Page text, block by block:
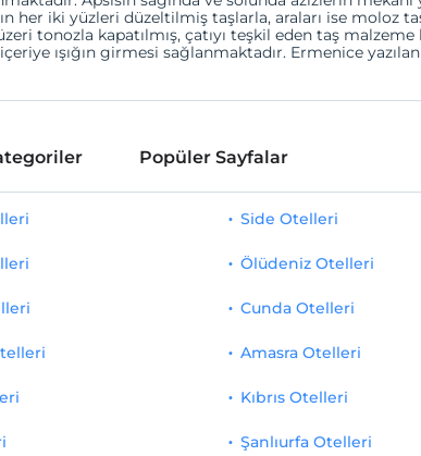
her iki yüzleri düzeltilmiş taşlarla, araları ise
tonozla kapatılmış, çatıyı teşkil eden taş
ışığın girmesi sağlanmaktadır. Ermenice
Popüler Sayfalar
Side Otelleri
Ölüdeniz Otelleri
Cunda Otelleri
Amasra Otelleri
Kıbrıs Otelleri
Şanlıurfa Otelleri